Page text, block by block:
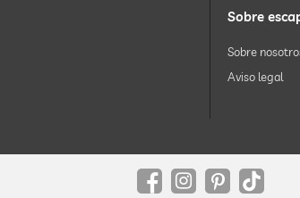
Sobre
Sobre
Aviso legal